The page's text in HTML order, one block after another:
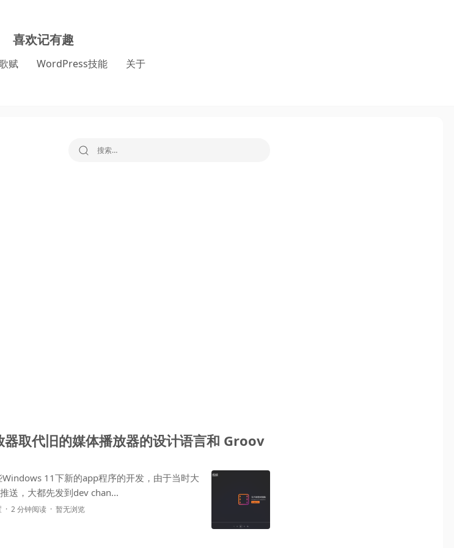
喜欢记有趣
赋 WordPress技能 关于
搜索：
取代旧的媒体播放器的设计语言和 Groov
11下新的app程序的开发，由于当时大
里推送，大都先发到dev chan...
2 分钟阅读 暂无浏览